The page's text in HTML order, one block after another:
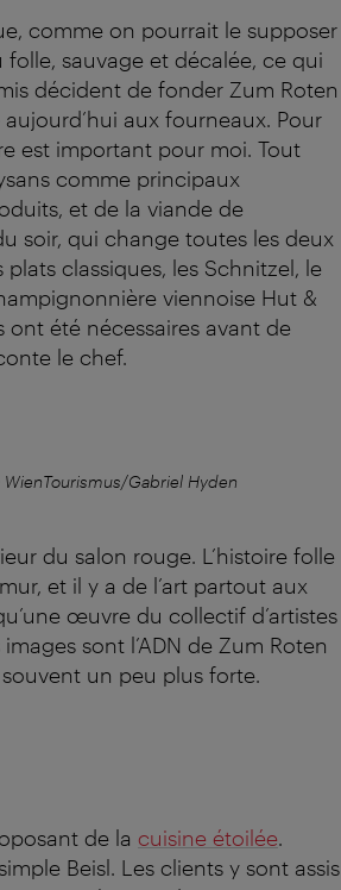
comme on pourrait le supposer
sauvage et décalée, ce qui
décident de fonder Zum Roten
aujourd’hui aux fourneaux. Pour
est important pour moi. Tout
comme principaux
et de la viande de
soir, qui change toutes les deux
classiques, les Schnitzel, le
viennoise Hut &
ont été nécessaires avant de
le chef.
Gabriel Hyden
du salon rouge. L’histoire folle
et il y a de l’art partout aux
œuvre du collectif d’artistes
sont l’ADN de Zum Roten
un peu plus forte.
de la cuisine étoilée.
Beisl. Les clients y sont assis